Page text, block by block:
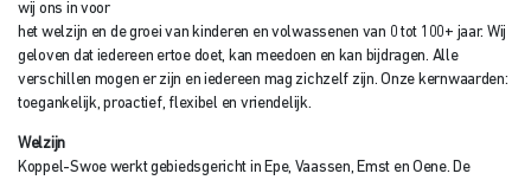
wij ons in voor
het welzijn en de groei van kinderen en volwassenen van 0 tot 100+ jaar. Wij
geloven dat iedereen ertoe doet, kan meedoen en kan bijdragen. Alle
verschillen mogen er zijn en iedereen mag zichzelf zijn. Onze kernwaarden:
toegankelijk, proactief, flexibel en vriendelijk.
Welzijn
Koppel-Swoe werkt gebiedsgericht in Epe, Vaassen, Emst en Oene. De